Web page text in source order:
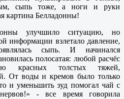
сыпь тоже, а ноги и руки
картина Белладонны!
улучшило ситуацию, но
информации взлетало давление,
сыпь. И начинался
полосатая: любой расчёс
красных толстых тяжей,
От воды и кремов было только
и уменьшить зуд помогал чай с
- все время говорила